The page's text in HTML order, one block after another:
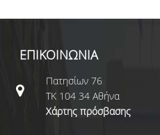
ΕΠΙΚΟΙΝΩΝΙΑ
Πατησίων 76
ΤΚ 104 34 Αθήνα
Χάρτης πρόσβασης